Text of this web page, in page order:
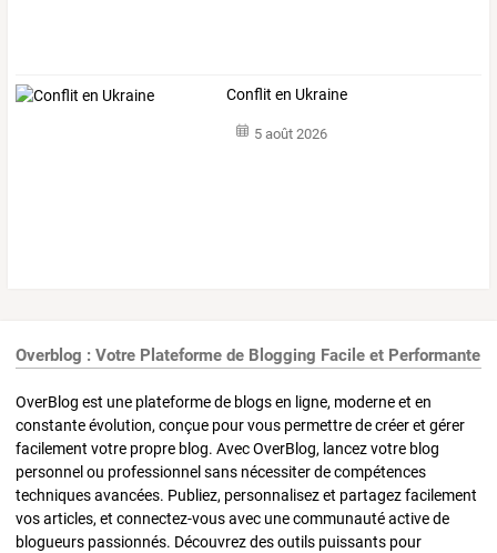
Conflit en Ukraine
5 août 2026
Overblog : Votre Plateforme de Blogging Facile et Performante
OverBlog est une plateforme de blogs en ligne, moderne et en
constante évolution, conçue pour vous permettre de créer et gérer
facilement votre propre blog. Avec OverBlog, lancez votre blog
personnel ou professionnel sans nécessiter de compétences
techniques avancées. Publiez, personnalisez et partagez facilement
vos articles, et connectez-vous avec une communauté active de
blogueurs passionnés. Découvrez des outils puissants pour